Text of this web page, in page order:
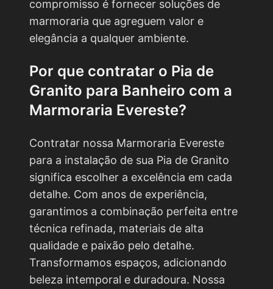
compromisso é fornecer soluções de
marmoraria que agreguem valor e
elegância a qualquer ambiente.
Por que contratar o Pia de
Granito para Banheiro com a
Marmoraria Evereste?
Contratar nossa Marmoraria Evereste
para a instalação de sua Pia de Granito
significa escolher a excelência em cada
detalhe. Com anos de experiência,
garantimos a combinação perfeita entre
técnica refinada, materiais de alta
qualidade e paixão pelo detalhe.
Transformamos espaços, adicionando
beleza intemporal e duradoura. Nossa